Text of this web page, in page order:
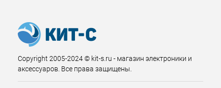
Copyright 2005-2024 © kit-s.ru - магазин электроники и
аксессуаров. Все права защищены.